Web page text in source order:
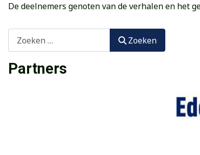
De deelnemers genoten van de verhalen en het
Zoeken
Partners